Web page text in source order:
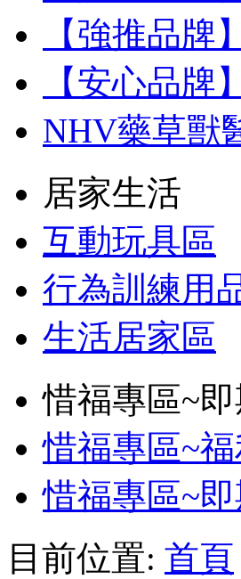
【強推品牌
【安心品牌
NHV藥草獸
居家生活
互動玩具區
行為訓練用
生活居家區
惜福專區~
惜福專區~
惜福專區~
目前位置: 首頁